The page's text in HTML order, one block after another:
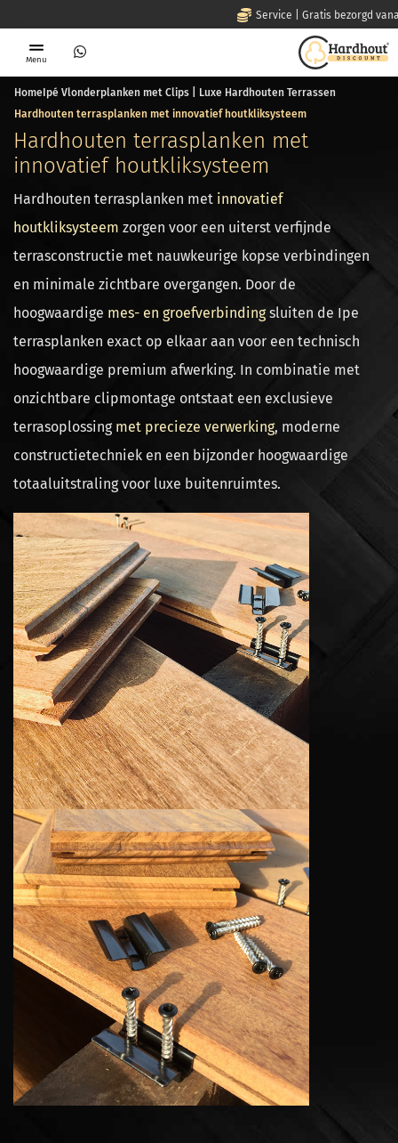
Service | Gratis bezorgd vanaf € 3.000,-
Menu
Home Ipé Vlonderplanken met Clips | Luxe Hardhouten Terrassen
Hardhouten terrasplanken met innovatief houtkliksysteem
Hardhouten terrasplanken met
innovatief houtkliksysteem
Hardhouten terrasplanken met innovatief
houtkliksysteem zorgen voor een uiterst verfijnde
terrasconstructie met nauwkeurige kopse verbindingen
en minimale zichtbare overgangen. Door de
hoogwaardige mes- en groefverbindingsluiten de Ipe
terrasplanken exact op elkaar aan voor een technisch
hoogwaardige premium afwerking. In combinatie met
onzichtbare clipmontage ontstaat een exclusieve
terrasoplossing met precieze verwerking, moderne
constructietechniek en een bijzonder hoogwaardige
totaaluitstraling voor luxe buitenruimtes.